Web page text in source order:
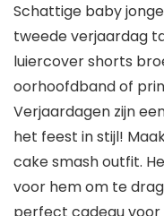
Schattige baby
tweede verjaardag
luiercover shorts
oorhoofdband of
Verjaardagen zijn
het feest in stijl!
cake smash outfit.
voor hem om te